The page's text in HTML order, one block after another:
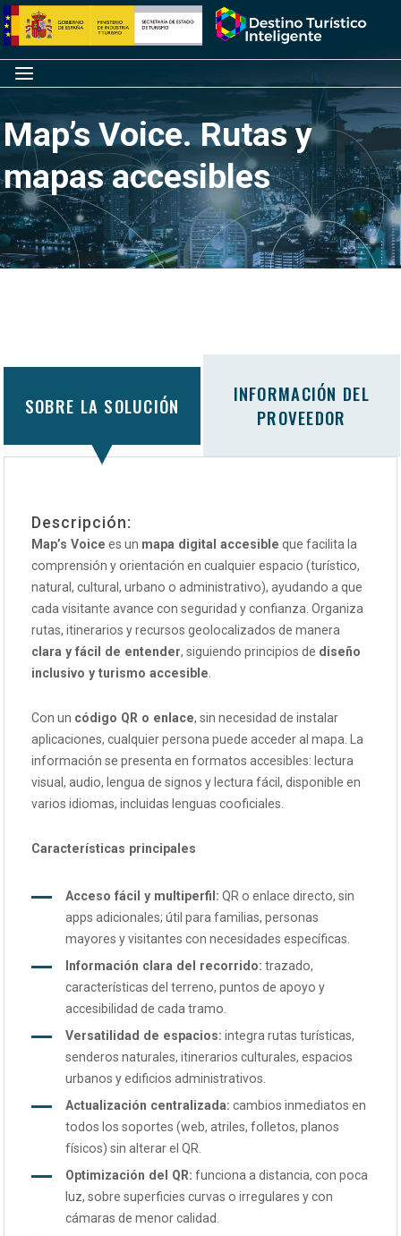
Saltar
al
contenido
Inicio
Menú
Map’s Voice. Rutas y
mapas accesibles
SOBRE LA SOLUCIÓN
INFORMACIÓN DEL
PROVEEDOR
Descripción:
Map’s Voice es un mapa digital accesible que facilita la
comprensión y orientación en cualquier espacio (turístico,
natural, cultural, urbano o administrativo), ayudando a que
cada visitante avance con seguridad y confianza. Organiza
rutas, itinerarios y recursos geolocalizados de manera
clara y fácil de entender, siguiendo principios de diseño
inclusivo y turismo accesible.
Con un código QR o enlace, sin necesidad de instalar
aplicaciones, cualquier persona puede acceder al mapa. La
información se presenta en formatos accesibles: lectura
visual, audio, lengua de signos y lectura fácil, disponible en
varios idiomas, incluidas lenguas cooficiales.
Características principales
Acceso fácil y multiperfil: QR o enlace directo, sin
apps adicionales; útil para familias, personas
mayores y visitantes con necesidades específicas.
Información clara del recorrido: trazado,
características del terreno, puntos de apoyo y
accesibilidad de cada tramo.
Versatilidad de espacios: integra rutas turísticas,
senderos naturales, itinerarios culturales, espacios
urbanos y edificios administrativos.
Actualización centralizada: cambios inmediatos en
todos los soportes (web, atriles, folletos, planos
físicos) sin alterar el QR.
Optimización del QR: funciona a distancia, con poca
luz, sobre superficies curvas o irregulares y con
cámaras de menor calidad.